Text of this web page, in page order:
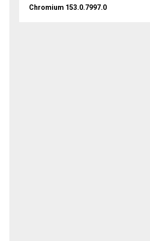
Chromium 153.0.7997.0